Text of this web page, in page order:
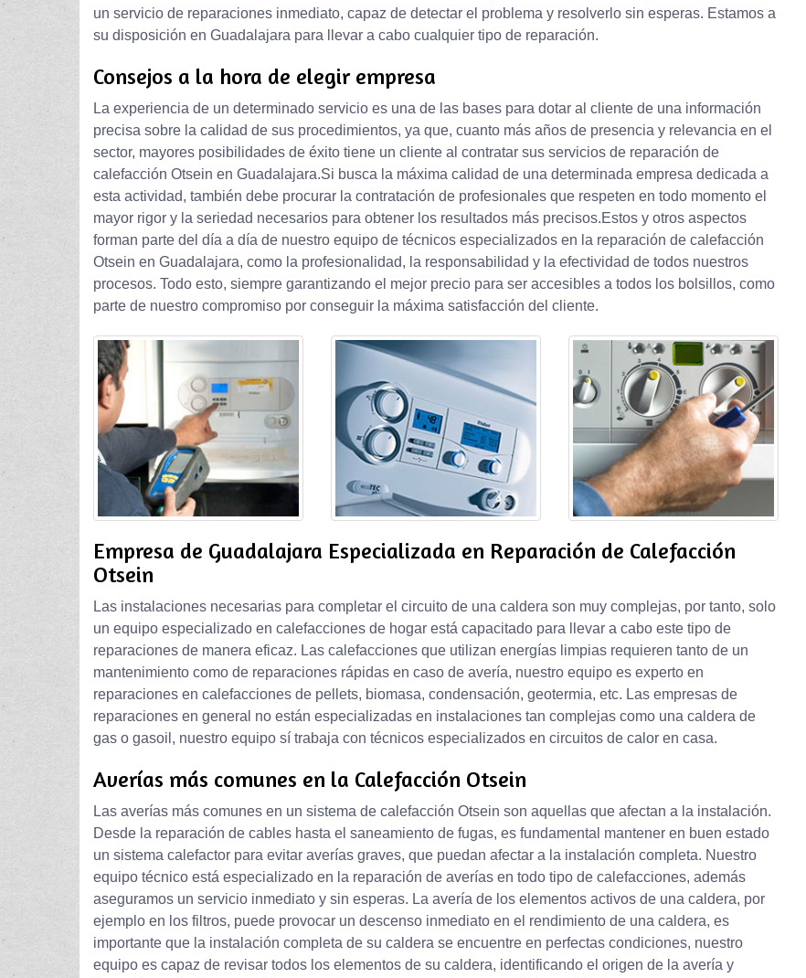
un servicio de reparaciones inmediato, capaz de detectar el problema y resolverlo sin esperas. Estamos a
su disposición en Guadalajara para llevar a cabo cualquier tipo de reparación.
Consejos a la hora de elegir empresa
La experiencia de un determinado servicio es una de las bases para dotar al cliente de una información
precisa sobre la calidad de sus procedimientos, ya que, cuanto más años de presencia y relevancia en el
sector, mayores posibilidades de éxito tiene un cliente al contratar sus servicios de reparación de
calefacción Otsein en Guadalajara.Si busca la máxima calidad de una determinada empresa dedicada a
esta actividad, también debe procurar la contratación de profesionales que respeten en todo momento el
mayor rigor y la seriedad necesarios para obtener los resultados más precisos.Estos y otros aspectos
forman parte del día a día de nuestro equipo de técnicos especializados en la reparación de calefacción
Otsein en Guadalajara, como la profesionalidad, la responsabilidad y la efectividad de todos nuestros
procesos. Todo esto, siempre garantizando el mejor precio para ser accesibles a todos los bolsillos, como
parte de nuestro compromiso por conseguir la máxima satisfacción del cliente.
Empresa de Guadalajara Especializada en Reparación de Calefacción
Otsein
Las instalaciones necesarias para completar el circuito de una caldera son muy complejas, por tanto, solo
un equipo especializado en calefacciones de hogar está capacitado para llevar a cabo este tipo de
reparaciones de manera eficaz. Las calefacciones que utilizan energías limpias requieren tanto de un
mantenimiento como de reparaciones rápidas en caso de avería, nuestro equipo es experto en
reparaciones en calefacciones de pellets, biomasa, condensación, geotermia, etc. Las empresas de
reparaciones en general no están especializadas en instalaciones tan complejas como una caldera de
gas o gasoil, nuestro equipo sí trabaja con técnicos especializados en circuitos de calor en casa.
Averías más comunes en la Calefacción Otsein
Las averías más comunes en un sistema de calefacción Otsein son aquellas que afectan a la instalación.
Desde la reparación de cables hasta el saneamiento de fugas, es fundamental mantener en buen estado
un sistema calefactor para evitar averías graves, que puedan afectar a la instalación completa. Nuestro
equipo técnico está especializado en la reparación de averías en todo tipo de calefacciones, además
aseguramos un servicio inmediato y sin esperas. La avería de los elementos activos de una caldera, por
ejemplo en los filtros, puede provocar un descenso inmediato en el rendimiento de una caldera, es
importante que la instalación completa de su caldera se encuentre en perfectas condiciones, nuestro
equipo es capaz de revisar todos los elementos de su caldera, identificando el origen de la avería y